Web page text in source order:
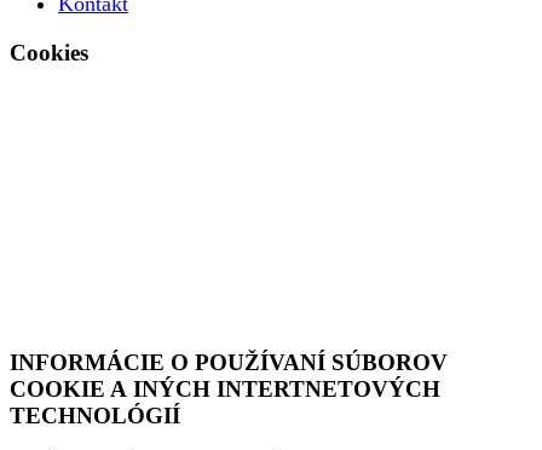
Cookies
INFORMÁCIE O POUŽÍVANÍ SÚBOROV
COOKIE A INÝCH INTERTNETOVÝCH
TECHNOLÓGIÍ